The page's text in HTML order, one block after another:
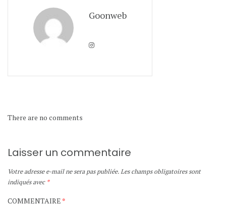
Goonweb
There are no comments
Laisser un commentaire
Votre adresse e-mail ne sera pas publiée.Les champs obligatoires sont
indiqués avec *
COMMENTAIRE *